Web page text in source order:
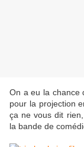
On a eu la chance
pour la projection
ça ne vous dit
la bande de